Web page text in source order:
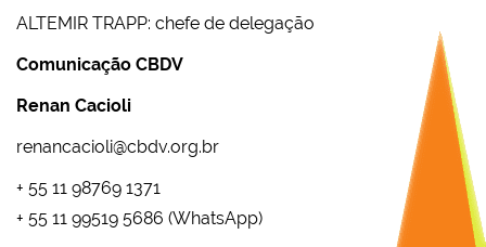
ALTEMIR TRAPP: chefe de delegação
Comunicação CBDV
Renan Cacioli
renancacioli@cbdv.org.br
+ 55 11 98769 1371
+ 55 11 99519 5686 (WhatsApp)